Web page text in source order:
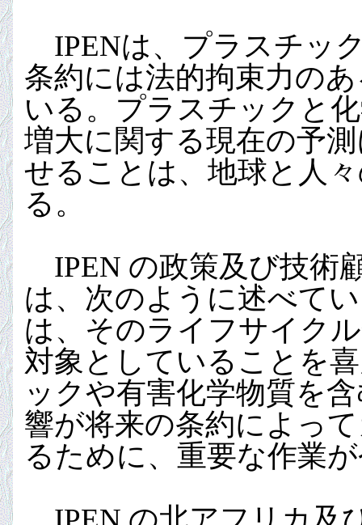
IPENは、プラスチッ
条約には法的拘束力の
いる。プラスチックと
増大に関する現在の予
せることは、地球と人
る。
IPEN の政策及び技術
は、次のように述べて
は、そのライフサイク
対象としていることを
ックや有害化学物質を
響が将来の条約によっ
るために、重要な作業